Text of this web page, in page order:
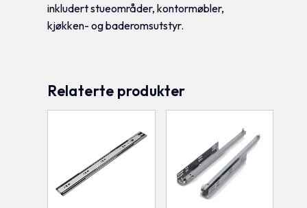
inkludert stueområder, kontormøbler,
kjøkken- og baderomsutstyr.
Relaterte produkter